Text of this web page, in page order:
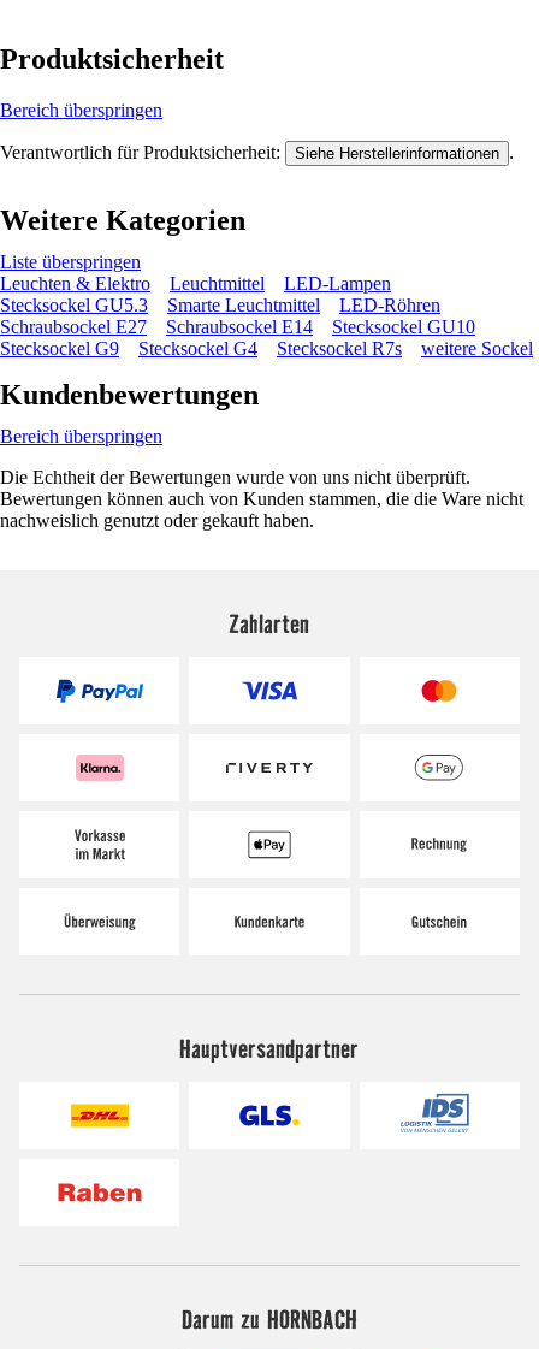
Produktsicherheit
Bereich überspringen
Verantwortlich für Produktsicherheit: Siehe Herstellerinformationen .
Weitere Kategorien
Liste überspringen
Leuchten & Elektro
Leuchtmittel
LED-Lampen
Stecksockel GU5.3
Smarte Leuchtmittel
LED-Röhren
Schraubsockel E27
Schraubsockel E14
Stecksockel GU10
Stecksockel G9
Stecksockel G4 Stecksockel R7s weitere Sockel
Kundenbewertungen
Bereich überspringen
Die Echtheit der Bewertungen wurde von uns nicht überprüft.
Bewertungen können auch von Kunden stammen, die die Ware nicht
nachweislich genutzt oder gekauft haben.
Zahlarten
Hauptversandpartner
Darum zu HORNBACH